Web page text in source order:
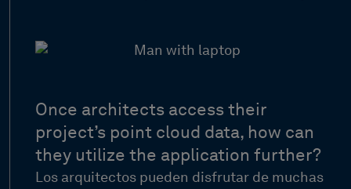
Once architects access their
project’s point cloud data, how can
they utilize the application further?
Los arquitectos pueden disfrutar de muchas